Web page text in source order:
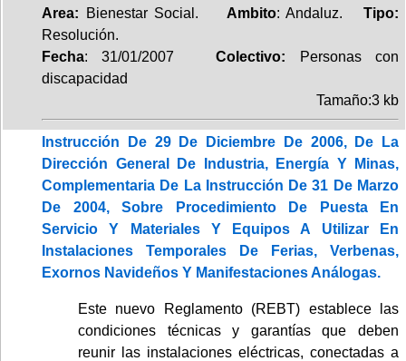
Area: Bienestar Social. Ambito: Andaluz.Tipo:
Resolución.
Fecha: 31/01/2007 Colectivo:
Personas con
discapacidad
Tamaño:3 kb
Instrucción De 29 De Diciembre De 2006, De La
Dirección General De Industria, Energía Y Minas,
Complementaria De La Instrucción De 31 De Marzo
De 2004, Sobre Procedimiento De Puesta En
Servicio Y Materiales Y Equipos A Utilizar En
Instalaciones Temporales De Ferias, Verbenas,
Exornos Navideños Y Manifestaciones Análogas.
Este nuevo Reglamento (REBT) establece las
condiciones técnicas y garantías que deben
reunir las instalaciones eléctricas, conectadas a